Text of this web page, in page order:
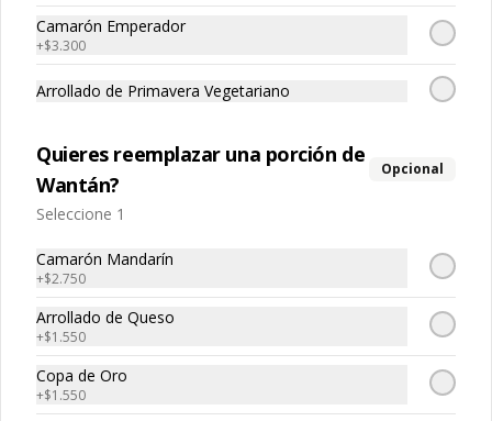
Carne de Vacuno
Filete Mongoliano
Camarón Emperador
+$3.300
Arrollado de Primavera Vegetariano
Quieres reemplazar una porción de
Wantán?
Opcional
Seleccione 1
Camarón Mandarín
+$2.750
Arrollado de Queso
+$1.550
Copa de Oro
+$1.550